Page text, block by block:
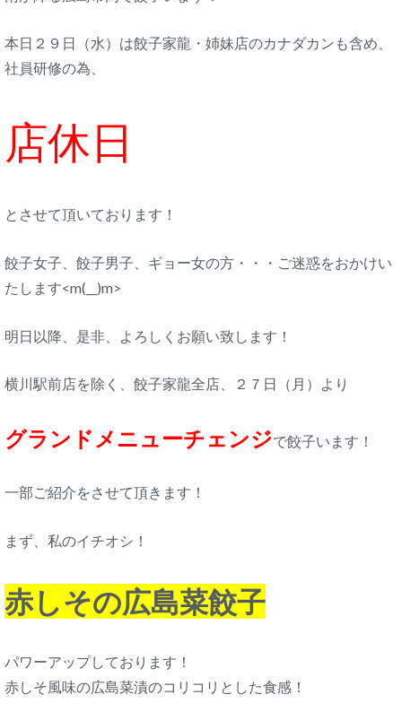
本日２９日（水）は餃子家龍・姉妹店のカナダカンも含め、
社員研修の為、
店休日
とさせて頂いております！
餃子女子、餃子男子、ギョー女の方・・・ご迷惑をおかけい
たします<m(__)m>
明日以降、是非、よろしくお願い致します！
横川駅前店を除く、餃子家龍全店、２７日（月）より
グランドメニューチェンジで餃子います！
一部ご紹介をさせて頂きます！
まず、私のイチオシ！
赤しその広島菜餃子
パワーアップしております！
赤しそ風味の広島菜漬のコリコリとした食感！